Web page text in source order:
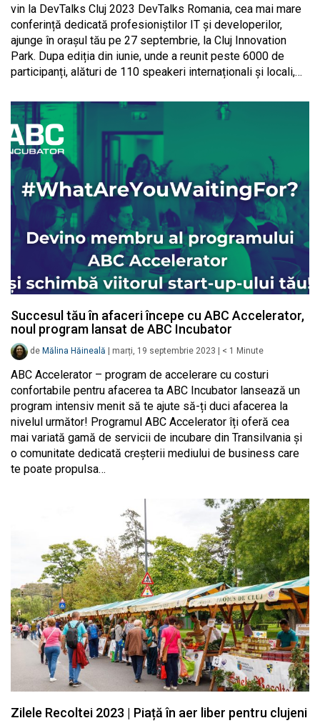
vin la DevTalks Cluj 2023 DevTalks Romania, cea mai mare
conferință dedicată profesioniștilor IT și developerilor,
ajunge în orașul tău pe 27 septembrie, la Cluj Innovation
Park. Dupa ediția din iunie, unde a reunit peste 6000 de
participanți, alături de 110 speakeri internaționali și locali,…
Succesul tău în afaceri începe cu ABC Accelerator,
noul program lansat de ABC Incubator
de Mălina Hăineală marți, 19 septembrie 2023 < 1 Minute
ABC Accelerator – program de accelerare cu costuri
confortabile pentru afacerea ta ABC Incubator lansează un
program intensiv menit să te ajute să-ți duci afacerea la
nivelul următor! Programul ABC Accelerator îți oferă cea
mai variată gamă de servicii de incubare din Transilvania și
o comunitate dedicată creșterii mediului de business care
te poate propulsa…
Zilele Recoltei 2023 | Piață în aer liber pentru clujeni